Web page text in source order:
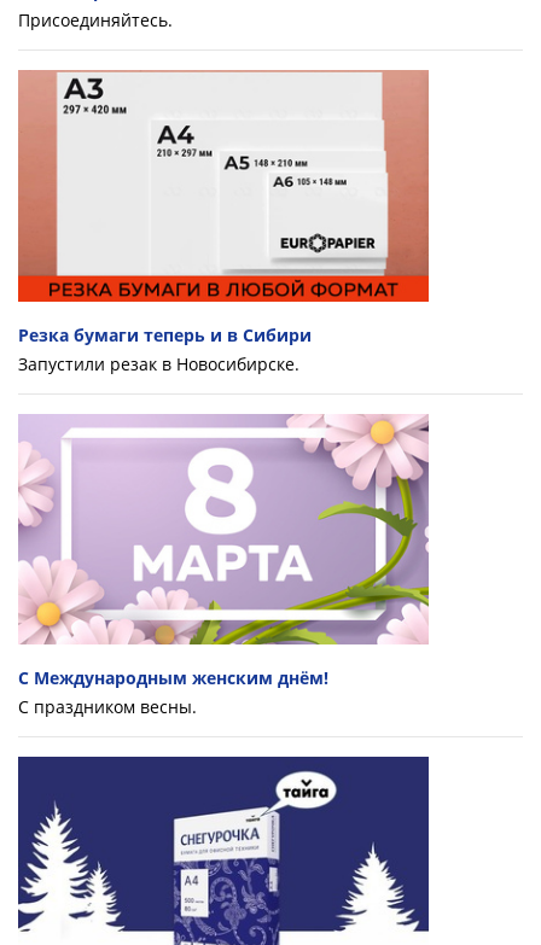
Присоединяйтесь.
Резка бумаги теперь и в Сибири
Запустили резак в Новосибирске.
С Международным женским днём!
С праздником весны.